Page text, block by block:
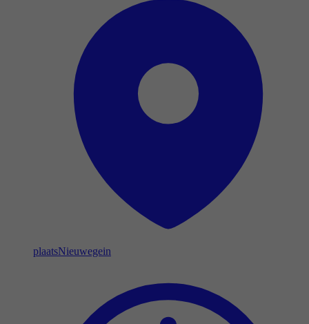
plaatsNieuwegein